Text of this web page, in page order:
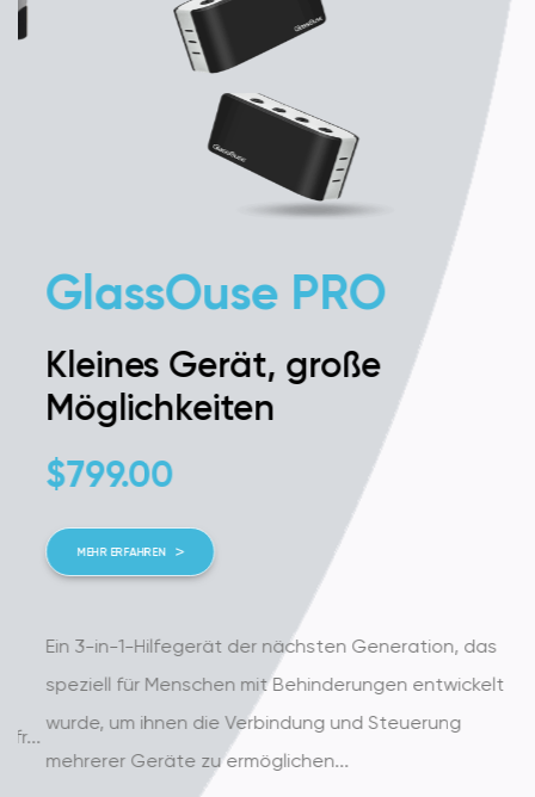
GlassOuse PRO
Kleines Gerät, große
Möglichkeiten
799.00
MEHR ERFAHREN
Ein 3-in-1-Hilfegerät der nächsten Generation, das
speziell für Menschen mit Behinderungen entwickelt
wurde, um ihnen die Verbindung und Steuerung
mehrerer Geräte zu ermöglichen...